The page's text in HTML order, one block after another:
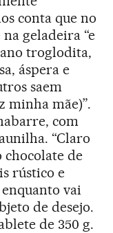
conta que no
geladeira “e
troglodita,
áspera e
saem
minha mãe)”.
com
“Claro
chocolate de
rústico e
vai
de desejo.
de 350 g.